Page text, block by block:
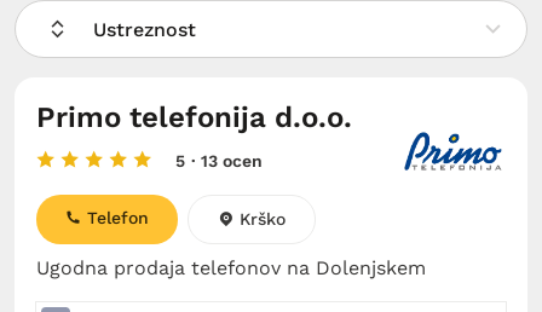
Ustreznost
Primo telefonija d.o.o.
5 · 13 ocen
Ugodna prodaja telefonov na Dolenjskem
Telefon Krško